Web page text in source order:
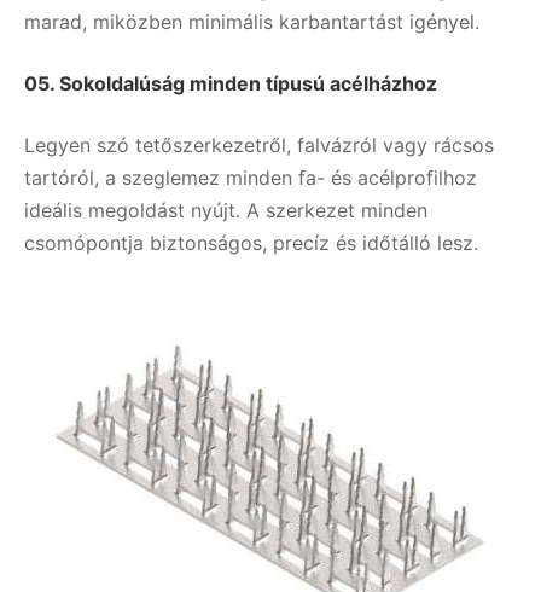
marad, miközben minimális karbantartást igényel.
05. Sokoldalúság minden típusú acélházhoz
Legyen szó tetőszerkezetről, falvázról vagy rácsos
tartóról, a szeglemez minden fa- és acélprofilhoz
ideális megoldást nyújt. A szerkezet minden
csomópontja biztonságos, precíz és időtálló lesz.